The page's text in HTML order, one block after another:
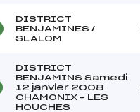
DISTRICT
BENJAMINES /
SLALOM
DISTRICT
BENJAMINS Samedi
12 janvier 2008
CHAMONIX – LES
HOUCHES